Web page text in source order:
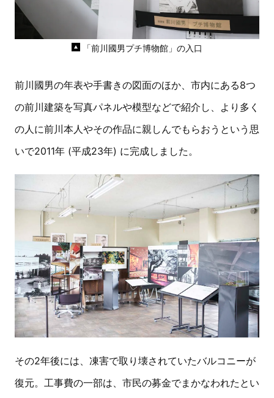
「前川國男プチ博物館」の入口
前川國男の年表や手書きの図面のほか、市内にある8つ
の前川建築を写真パネルや模型などで紹介し、より多く
の人に前川本人やその作品に親しんでもらおうという思
いで2011年 (平成23年) に完成しました。
その2年後には、凍害で取り壊されていたバルコニーが
復元。工事費の一部は、市民の募金でまかなわれたとい